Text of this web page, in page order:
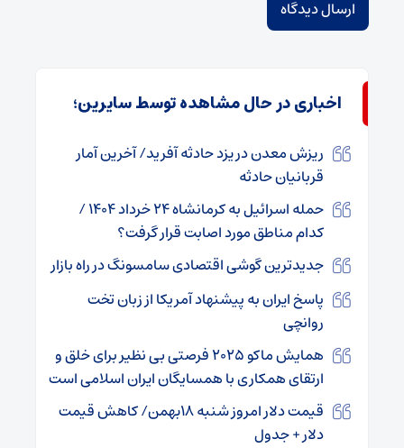
اخباری در حال مشاهده توسط سایرین؛
ریزش معدن در یزد حادثه آفرید/ آخرین آمار
قربانیان حادثه
حمله اسرائیل به کرمانشاه ۲۴ خرداد ۱۴۰۴ /
کدام مناطق مورد اصابت قرار گرفت؟
جدیدترین گوشی اقتصادی سامسونگ در راه بازار
پاسخ ایران به پیشنهاد آمریکا از زبان تخت
روانچی
همایش ماکو ۲۰۲۵ فرصتی بی نظیر برای خلق و
ارتقای همکاری با همسایگان ایران اسلامی است
قیمت دلار امروز شنبه ۱۸بهمن/ کاهش قیمت
دلار + جدول